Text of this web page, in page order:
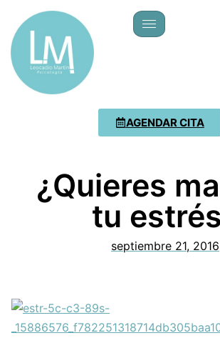
AGENDAR CITA
¿Quieres
tu
septiembre 21, 2016